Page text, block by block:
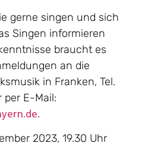
gerne singen und sich
Singen informieren
braucht es
an die
in Franken, Tel.
E-Mail:
.
2023, 19.30 Uhr